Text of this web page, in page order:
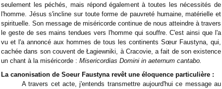
seulement les péchés, mais répond également à toutes les nécessités de
l'homme. Jésus s'incline sur toute forme de pauvreté humaine, matérielle et
spirituelle. Son message de miséricorde continue de nous atteindre à travers
le geste de ses mains tendues vers l'homme qui souffre. C'est ainsi que l'a
vu et l'a annoncé aux hommes de tous les continents Sœur Faustyna, qui,
cachée dans son couvent de Łagiewniki, à Cracovie, a fait de son existence
un chant à la miséricorde : Misericordias Domini in aeternum cantabo.
La canonisation de Soeur Faustyna revêt une éloquence particulière :
A travers cet acte, j'entends transmettre aujourd'hui ce message au